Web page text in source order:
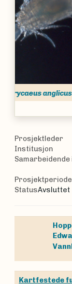
Previous
Prosjektleder
Institusjon
Prosjektperiode
StatusAvsluttet
Kartfestede